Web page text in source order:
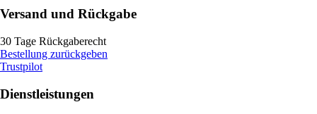
Versand und Rückgabe
30 Tage Rückgaberecht
Bestellung zurückgeben
Trustpilot
Dienstleistungen